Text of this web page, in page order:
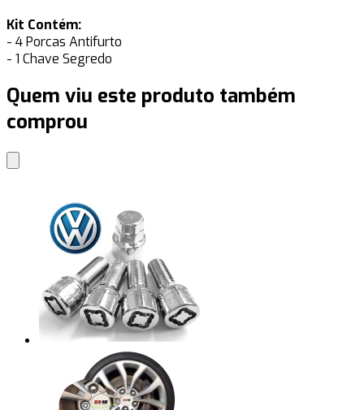
Kit Contém:
- 4 Porcas Antifurto
- 1 Chave Segredo
Quem viu este produto também
comprou